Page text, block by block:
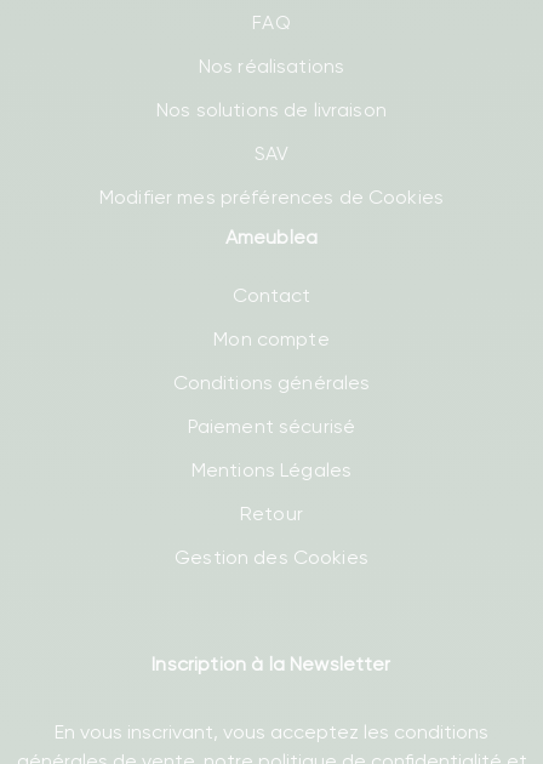
FAQ
Nos réalisations
Nos solutions de livraison
SAV
Modifier mes préférences de Cookies
Ameublea
Contact
Mon compte
Conditions générales
Paiement sécurisé
Mentions Légales
Retour
Gestion des Cookies
Inscription à la Newsletter
En vous inscrivant, vous acceptez les conditions